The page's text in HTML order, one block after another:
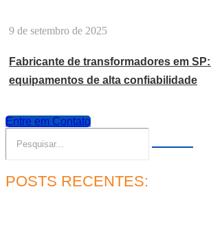
9 de setembro de 2025
Fabricante de transformadores em
equipamentos de alta confiabilidade
Entre em Contato
POSTS RECENTES: